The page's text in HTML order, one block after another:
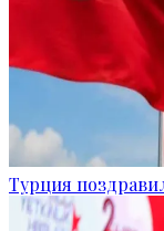
Турция